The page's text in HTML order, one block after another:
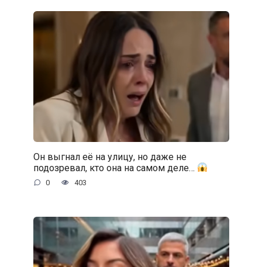
Он выгнал её на улицу, но даже не
подозревал, кто она на самом деле…
0 403